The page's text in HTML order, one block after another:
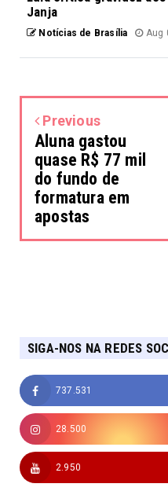
Janja
Notícias de Brasília Aug
Previous
Aluna gastou
quase R$ 77 mil
do fundo de
formatura em
apostas
SIGA-NOS NA REDES
737.531
28.500
2.950